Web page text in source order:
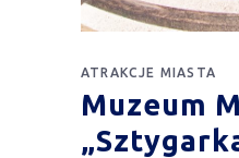
ATRAKCJE MIASTA
Muzeum